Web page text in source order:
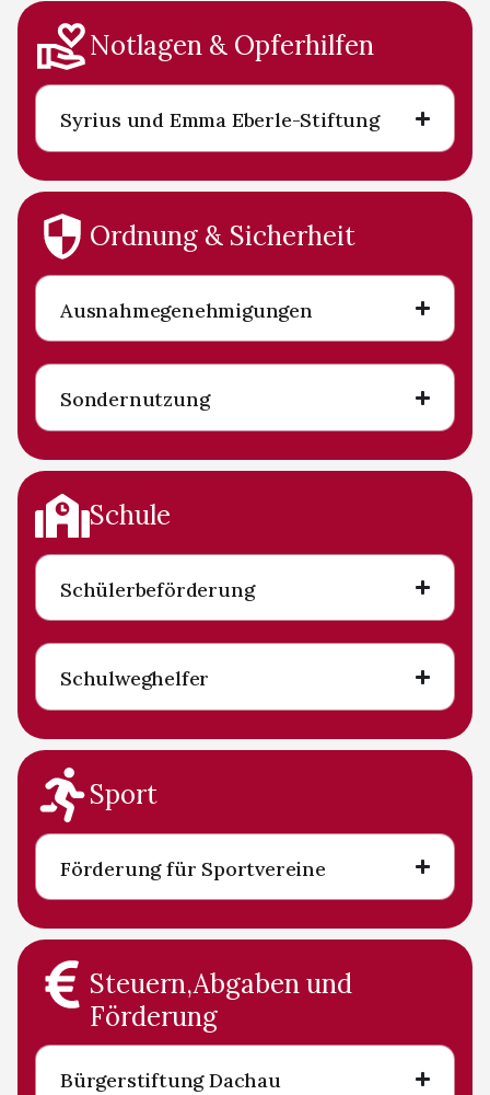
Notlagen & Opferhilfen
Syrius und Emma Eberle-Stiftung
Ordnung & Sicherheit
Ausnahmegenehmigungen
Sondernutzung
Schule
Schülerbeförderung
Schulweghelfer
Sport
Förderung für Sportvereine
Steuern,Abgaben und
Förderung
Bürgerstiftung Dachau